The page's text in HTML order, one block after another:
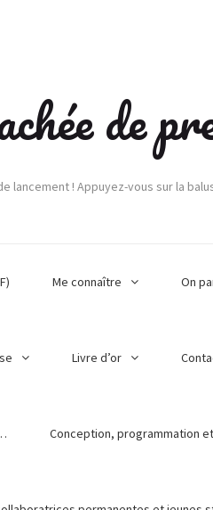
de
lancement ! Appuyez-vous sur la
Me connaître On
Livre d’or
Conception, programmation